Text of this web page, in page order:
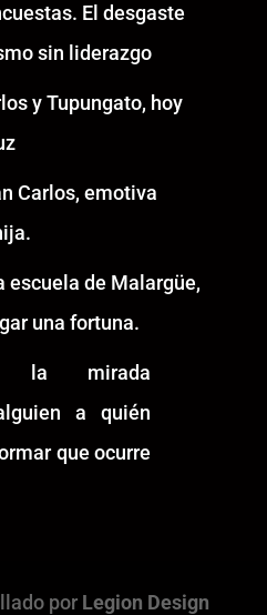
El desgaste
sin liderazgo
y Tupungato, hoy
Carlos, emotiva
escuela de Malargüe,
una fortuna.
la mirada
a quién
que ocurre
por Legion Design